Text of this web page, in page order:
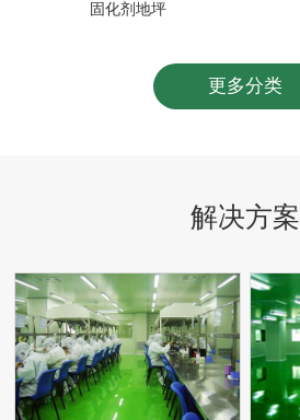
固化剂地坪
更多分类
解决方案